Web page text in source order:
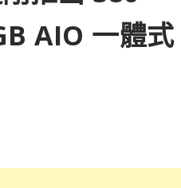
AIO 一體式